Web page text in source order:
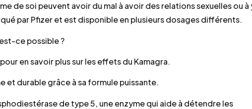
de soi peuvent avoir du mal à avoir des relations sexuelles ou à
par Pfizer et est disponible en plusieurs dosages différents.
ce possible ?
en savoir plus sur les effets du Kamagra.
et durable grâce à sa formule puissante.
de type 5, une enzyme qui aide à détendre les